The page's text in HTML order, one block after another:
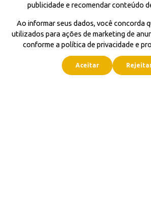
publicidade e recomendar conteúdo
Ao informar seus dados, você concorda
utilizados para ações de marketing de
conforme a política de privacidade e
Aceitar